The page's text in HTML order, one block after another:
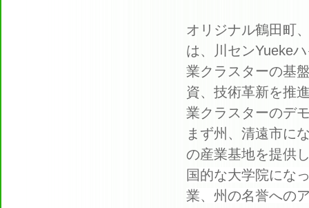
オリジナル鶴田町
は、川センYueke
業クラスターの基
資、技術革新を推
業クラスターのデ
まず州、清遠市に
の産業基地を提供
国的な大学院にな
業、州の名誉への